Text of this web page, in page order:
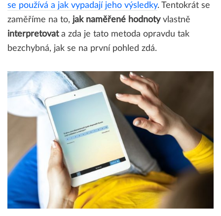
se používá a jak vypadají jeho výsledky. Tentokrát se
zaměříme na to, jak naměřené hodnotyvlastně
interpretovata zda je tato metoda opravdu tak
bezchybná, jak se na první pohled zdá.